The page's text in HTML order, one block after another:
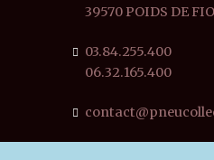
39570 POIDS DE
03.84.255.400
06.32.165.400